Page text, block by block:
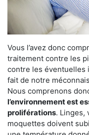
Vous l’avez donc
traitement contre les
contre les éventuelles
fait de notre
Nous comprenons
l’environnement est
proliférations. Linges,
moquettes doivent